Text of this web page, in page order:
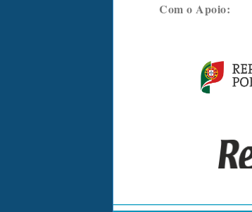
Com o Apoio: